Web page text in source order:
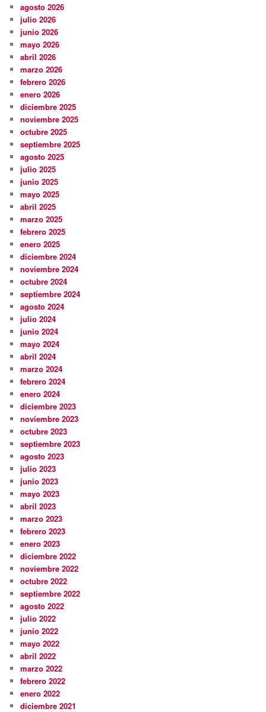
agosto 2026
julio 2026
junio 2026
mayo 2026
abril 2026
marzo 2026
febrero 2026
enero 2026
diciembre 2025
noviembre 2025
octubre 2025
septiembre 2025
agosto 2025
julio 2025
junio 2025
mayo 2025
abril 2025
marzo 2025
febrero 2025
enero 2025
diciembre 2024
noviembre 2024
octubre 2024
septiembre 2024
agosto 2024
julio 2024
junio 2024
mayo 2024
abril 2024
marzo 2024
febrero 2024
enero 2024
diciembre 2023
noviembre 2023
octubre 2023
septiembre 2023
agosto 2023
julio 2023
junio 2023
mayo 2023
abril 2023
marzo 2023
febrero 2023
enero 2023
diciembre 2022
noviembre 2022
octubre 2022
septiembre 2022
agosto 2022
julio 2022
junio 2022
mayo 2022
abril 2022
marzo 2022
febrero 2022
enero 2022
diciembre 2021